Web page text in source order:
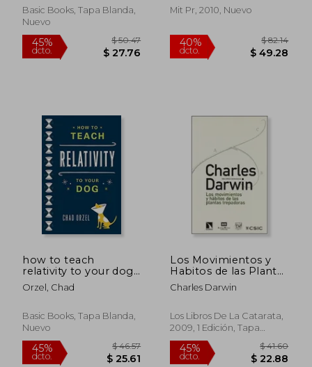
40%
dcto. $ 53.03 dcto.
Basic Books, Tapa Blanda,
Nuevo
processing of visual
Mit Pr, 2010, Nuevo
how to teach
relativity to your dog
(en Inglés)
Orzel, Chad
Basic Books, Tapa Blanda,
Nuevo
Los Movimientos y
Habitos de las Plantas
Trepadoras
Charles Darwin
Los Libros De La Catarata,
2009, 1 Edición, Tapa
Blanda, Nuevo